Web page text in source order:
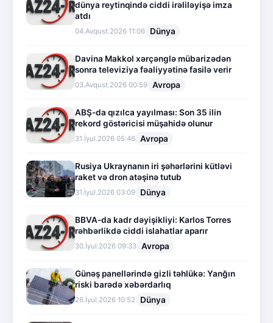
dünya reytinqində ciddi irəliləyişə imza
atdı
04.Avqust.2026 11:06 Dünya
Davina Makkol xərçənglə mübarizədən
sonra televiziya fəaliyyətinə fasilə verir
03.Avqust.2026 00:59 Avropa
ABŞ-da qızılca yayılması: Son 35 ilin
rekord göstəricisi müşahidə olunur
31.İyul.2026 05:46 Avropa
Rusiya Ukraynanın iri şəhərlərini kütləvi
raket və dron atəşinə tutub
31.İyul.2026 03:09 Dünya
BBVA-da kadr dəyişikliyi: Karlos Torres
rəhbərlikdə ciddi islahatlar aparır
30.İyul.2026 09:33 Avropa
Günəş panellərində gizli təhlükə: Yanğın
riski barədə xəbərdarlıq
26.İyul.2026 10:52 Dünya